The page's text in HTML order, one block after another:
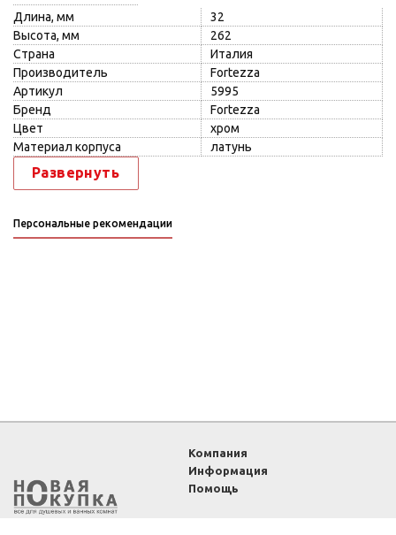
Длина, мм
32
Высота, мм
262
Страна
Италия
Производитель
Fortezza
Артикул
5995
Бренд
Fortezza
Цвет
хром
Материал корпуса
латунь
Развернуть
Персональные рекомендации
Компания
Информация
Помощь